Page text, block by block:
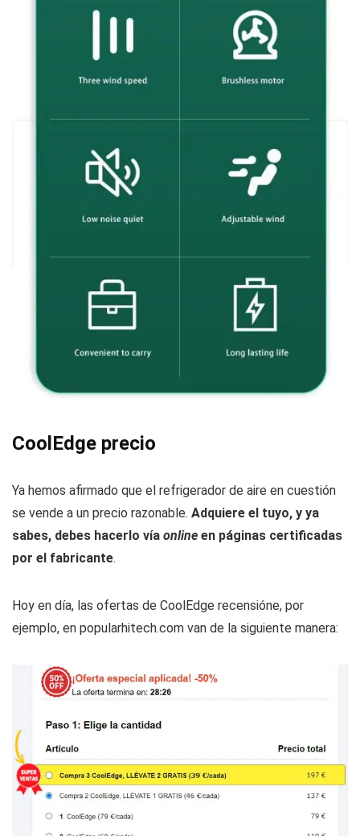
CoolEdge precio
Ya hemos afirmado que el refrigerador de aire en cuestión
se vende a un precio razonable. Adquiere el tuyo, y ya
sabes, debes hacerlo vía online en páginas certificadas
por el fabricante.
Hoy en día, las ofertas de CoolEdge recensióne, por
ejemplo, en popularhitech.com van de la siguiente manera: